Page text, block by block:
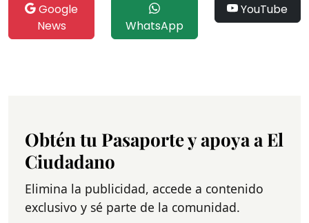
Google
News
WhatsApp
YouTube
Obtén tu Pasaporte y apoya a El
Ciudadano
Elimina la publicidad, accede a contenido
exclusivo y sé parte de la comunidad.